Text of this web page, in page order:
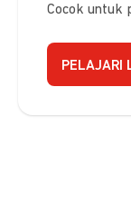
Cocok untuk
PELAJARI